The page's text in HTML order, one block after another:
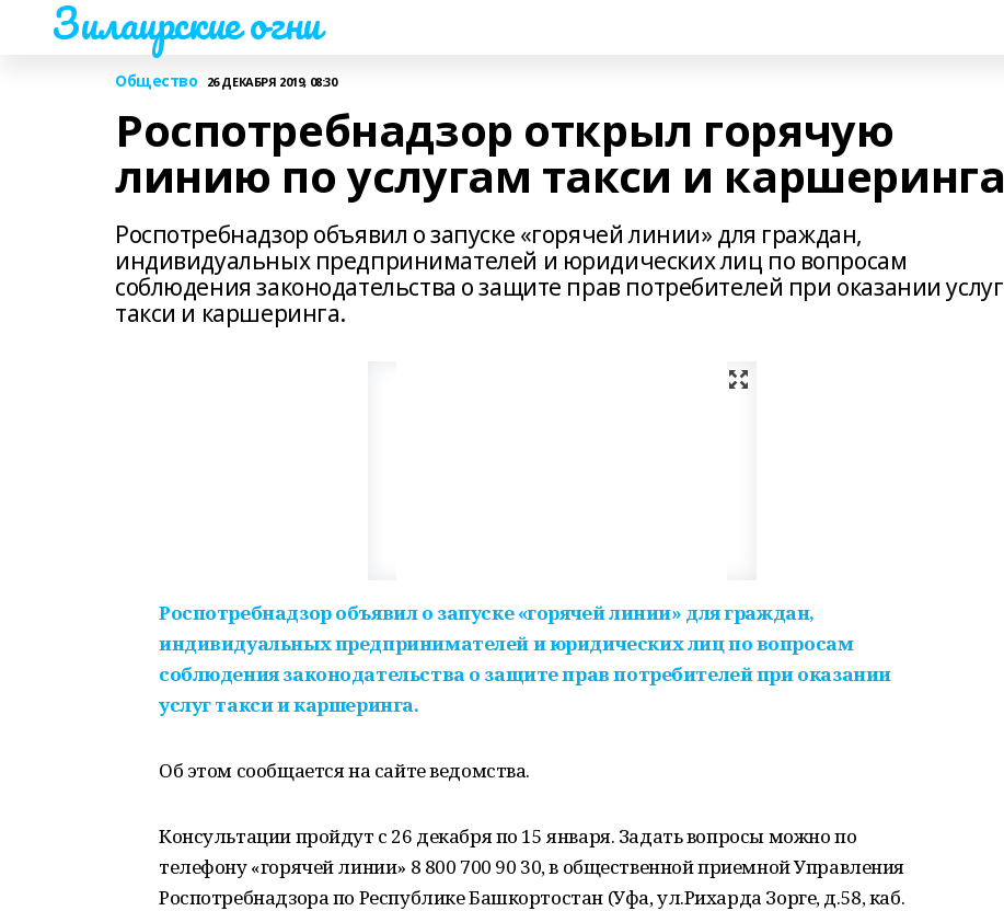
Зилаирские огни
Общество 26 ДЕКАБРЯ 2019, 08:30
Роспотребнадзор открыл горячую
линию по услугам такси и каршеринга
Роспотребнадзор объявил о запуске «горячей линии» для граждан,
индивидуальных предпринимателей и юридических лиц по вопросам
соблюдения законодательства о защите прав потребителей при оказании услуг
такси и каршеринга.
Роспотребнадзор объявил о запуске «горячей линии» для граждан,
индивидуальных предпринимателей и юридических лиц по вопросам
соблюдения законодательства о защите прав потребителей при оказании
услуг такси и каршеринга.
Об этом сообщается на сайте ведомства.
Консультации пройдут с 26 декабря по 15 января. Задать вопросы можно по
телефону «горячей линии» 8 800 700 90 30, в общественной приемной Управления
Роспотребнадзора по Республике Башкортостан (Уфа, ул.Рихарда Зорге, д.58, каб.